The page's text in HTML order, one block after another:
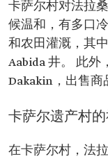
卡萨尔村对法拉
候温和，有多口
和农田灌溉，其
Aabida 井。 此外
Dakakin，出售商
卡萨尔遗产村
在卡萨尔村，法